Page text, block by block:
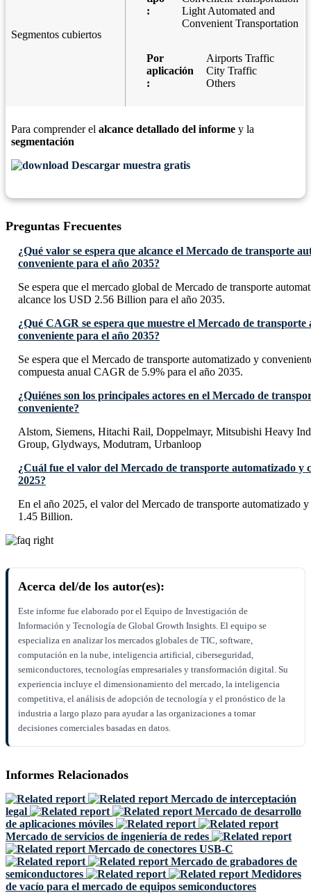
Segmentos cubiertos
:
Light Automated and
Convenient Transportation
Por
aplicación
:
Airports Traffic
City Traffic
Others
Para comprender el alcance detallado del informe y la
segmentación
Descargar muestra gratis
Preguntas Frecuentes
¿Qué valor se espera que alcance el Mercado de transporte
conveniente para el año 2035?
Se espera que el mercado global de Mercado de transporte
alcance los USD 2.56 Billion para el año 2035.
¿Qué CAGR se espera que muestre el Mercado de transporte
conveniente para el año 2035?
Se espera que el Mercado de transporte automatizado y
compuesta anual CAGR de 5.9% para el año 2035.
¿Quiénes son los principales actores en el Mercado de
conveniente?
Alstom, Siemens, Hitachi Rail, Doppelmayr, Mitsubishi Heavy
Group, Glydways, Modutram, Urbanloop
¿Cuál fue el valor del Mercado de transporte automatizado y
2025?
En el año 2025, el valor del Mercado de transporte automatizado
1.45 Billion.
Acerca del/de los autor(es):
Este informe fue elaborado por el Equipo de Investigación de
Información y Tecnología de Global Growth Insights. El equipo se
especializa en analizar los mercados globales de TIC, software,
computación en la nube, inteligencia artificial, ciberseguridad,
semiconductores, tecnologías empresariales y transformación digital. Su
experiencia incluye el dimensionamiento del mercado, la inteligencia
competitiva, el análisis de adopción de tecnología y el pronóstico de la
industria a largo plazo para ayudar a las organizaciones a tomar
decisiones comerciales basadas en datos.
Informes Relacionados
Mercado de interceptación
legal
Mercado de desarrollo
de aplicaciones móviles
Mercado de servicios de ingeniería de redes
Mercado de conectores USB-C
Mercado de grabadores de
semiconductores
Medidores
de vacío para el mercado de equipos semiconductores